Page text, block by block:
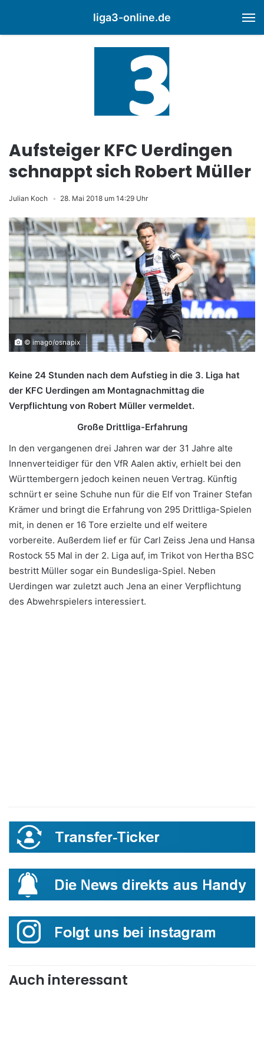
liga3-online.de
Aufsteiger KFC Uerdingen
schnappt sich Robert Müller
Julian Koch 28. Mai 2018 um 14:29 Uhr
© imago/osnapix
Keine 24 Stunden nach dem Aufstieg in die 3. Liga hat
der KFC Uerdingen am Montagnachmittag die
Verpflichtung von Robert Müller vermeldet.
Große Drittliga-Erfahrung
In den vergangenen drei Jahren war der 31 Jahre alte
Innenverteidiger für den VfR Aalen aktiv, erhielt bei den
Württembergern jedoch keinen neuen Vertrag. Künftig
schnürt er seine Schuhe nun für die Elf von Trainer Stefan
Krämer und bringt die Erfahrung von 295 Drittliga-Spielen
mit, in denen er 16 Tore erzielte und elf weitere
vorbereite. Außerdem lief er für Carl Zeiss Jena und Hansa
Rostock 55 Mal in der 2. Liga auf, im Trikot von Hertha BSC
bestritt Müller sogar ein Bundesliga-Spiel. Neben
Uerdingen war zuletzt auch Jena an einer Verpflichtung
des Abwehrspielers interessiert.
Auch interessant